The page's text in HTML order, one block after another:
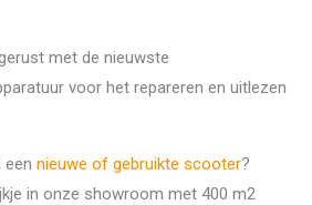
met de nieuwste
voor het repareren en uitlezen
een nieuwe of gebruikte scooter?
in onze showroom met 400 m2